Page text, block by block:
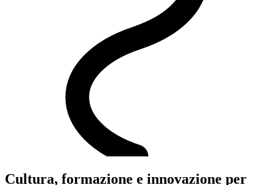
Cultura, formazione e innovazione per